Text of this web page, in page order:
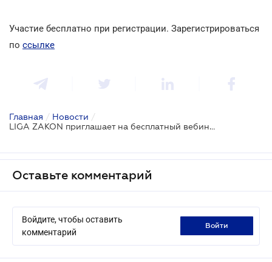
Участие бесплатно при регистрации. Зарегистрироваться
по ссылке
Главная / Новости /
LIGA ZAKON приглашает на бесплатный вебинар: "КИКи - возможно ли сэкономить на налогах и не попасть на штрафы? Что вам нужно сделать до 1 мая?"
Оставьте комментарий
Войдите, чтобы оставить
комментарий
войти